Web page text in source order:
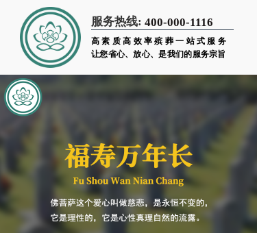
服务热线: 400-000-1116
高素质高效率殡葬一站式服务
让您省心、放心、是我们的服务宗旨